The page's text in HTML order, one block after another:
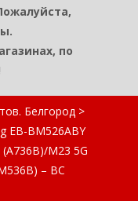
по
Белгород >
EB-BM526ABY
M23 5G
– BС